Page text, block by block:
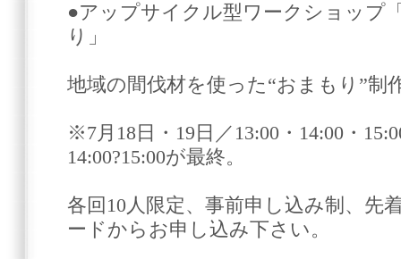
●アップサイクル型ワークショップ
り」
地域の間伐材を使った“おまもり”制
※7月18日・19日／13:00・14:00・
14:00?15:00が最終。
各回10人限定、事前申し込み制、先
ードからお申し込み下さい。